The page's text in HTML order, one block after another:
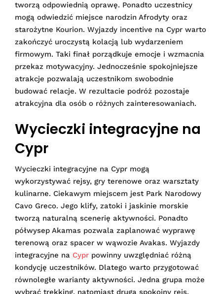
tworzą odpowiednią oprawę. Ponadto uczestnicy
mogą odwiedzić miejsce narodzin Afrodyty oraz
starożytne Kourion. Wyjazdy incentive na Cypr warto
zakończyć uroczystą kolacją lub wydarzeniem
firmowym. Taki finał porządkuje emocje i wzmacnia
przekaz motywacyjny. Jednocześnie spokojniejsze
atrakcje pozwalają uczestnikom swobodnie
budować relacje. W rezultacie podróż pozostaje
atrakcyjna dla osób o różnych zainteresowaniach.
Wycieczki integracyjne na
Cypr
Wycieczki integracyjne na Cypr mogą
wykorzystywać rejsy, gry terenowe oraz warsztaty
kulinarne. Ciekawym miejscem jest Park Narodowy
Cavo Greco. Jego klify, zatoki i jaskinie morskie
tworzą naturalną scenerię aktywności. Ponadto
półwysep Akamas pozwala zaplanować wyprawę
terenową oraz spacer w wąwozie Avakas. Wyjazdy
integracyjne na Cypr powinny uwzględniać różną
kondycję uczestników. Dlatego warto przygotować
równoległe warianty aktywności. Jedna grupa może
wybrać trekking, natomiast druga spokojny rejs.